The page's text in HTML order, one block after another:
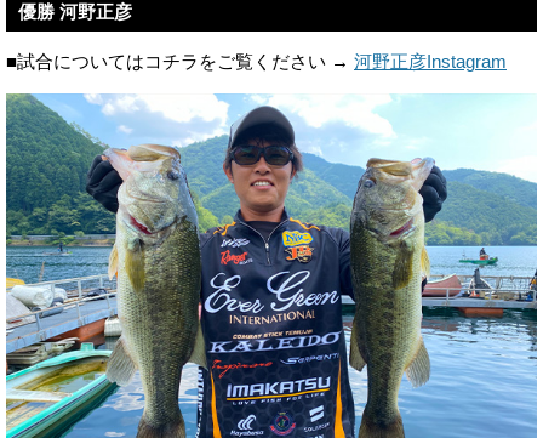
優勝 河野正彦
■試合についてはコチラをご覧ください → 河野正彦Instagram